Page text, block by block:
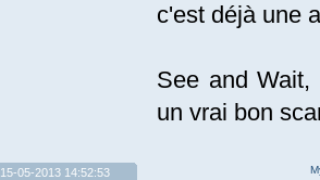
c'est déjà une
See and
un vrai bon
15-05-2013 14:52:53